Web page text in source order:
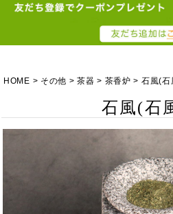
HOME その他 茶器 茶香炉 石風(石
石風(石